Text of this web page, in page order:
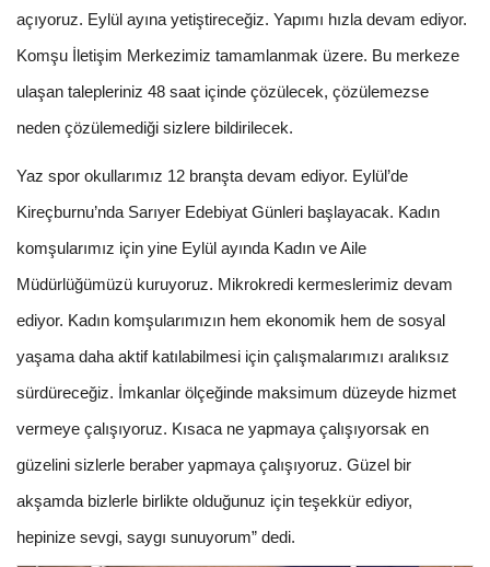
açıyoruz. Eylül ayına yetiştireceğiz. Yapımı hızla devam ediyor.
Komşu İletişim Merkezimiz tamamlanmak üzere. Bu merkeze
ulaşan talepleriniz 48 saat içinde çözülecek, çözülemezse
neden çözülemediği sizlere bildirilecek.
Yaz spor okullarımız 12 branşta devam ediyor. Eylül’de
Kireçburnu’nda Sarıyer Edebiyat Günleri başlayacak. Kadın
komşularımız için yine Eylül ayında Kadın ve Aile
Müdürlüğümüzü kuruyoruz. Mikrokredi kermeslerimiz devam
ediyor. Kadın komşularımızın hem ekonomik hem de sosyal
yaşama daha aktif katılabilmesi için çalışmalarımızı aralıksız
sürdüreceğiz. İmkanlar ölçeğinde maksimum düzeyde hizmet
vermeye çalışıyoruz. Kısaca ne yapmaya çalışıyorsak en
güzelini sizlerle beraber yapmaya çalışıyoruz. Güzel bir
akşamda bizlerle birlikte olduğunuz için teşekkür ediyor,
hepinize sevgi, saygı sunuyorum” dedi.